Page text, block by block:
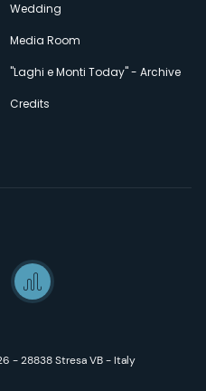
Wedding
Media Room
"Laghi e Monti Today" - Archive
Credits
- 28838 Stresa VB - Italy